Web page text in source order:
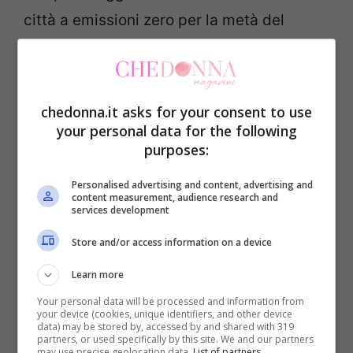
città a emissioni zero per la metà del
istituzioni pubbliche come comuni e
fiscalii proprietari di auto ibride.
Un altro punto a favore è la praticità; la
parte elettrica si ricarica da sola durante la
guida; non c’è bisogno di effettuare
ricariche alle prese domestiche oppure
alle colonnine.
Anche a livello di prestazioni la tecnologia
chedonna.it asks for your consent to use
your personal data for the following
purposes:
Personalised advertising and content, advertising and
content measurement, audience research and
services development
Store and/or access information on a device
Learn more
Your personal data will be processed and information from
your device (cookies, unique identifiers, and other device
data) may be stored by, accessed by and shared with 319
partners, or used specifically by this site. We and our partners